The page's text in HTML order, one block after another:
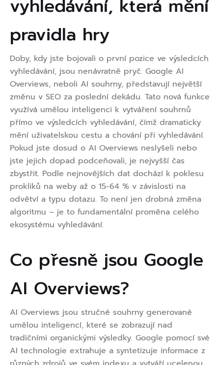
vyhledávání, která mění
pravidla hry
Doby, kdy jste bojovali o první pozice ve výsledcích
vyhledávání, jsou nenávratně pryč. Google AI
Overviews, neboli AI souhrny, představují největší
změnu v SEO za poslední dekádu. Tato nová funkce
využívá umělou inteligenci k vytváření souhrnů
přímo ve výsledcích vyhledávání, čímž dramaticky
mění uživatelskou cestu a chování při vyhledávání.
Pokud jste dosud o AI Overviews neslyšeli nebo
jste jejich dopad podceňovali, je nejvyšší čas
zbystřit. Podle nejnovějších dat dochází k poklesu
prokliků na weby až o 15-64 % v závislosti na
odvětví a typu dotazu. To není jen drobná změna
algoritmu – je to fundamentální proměna celého
ekosystému vyhledávání.
Co přesně jsou Google
AI Overviews?
AI Overviews jsou stručné souhrny generované
umělou inteligencí, které se zobrazují nad
tradičními organickými výsledky. Google pomocí své
AI technologie extrahuje a syntetizuje informace z